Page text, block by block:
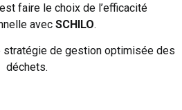
faire le choix de l’efficacité
avec SCHILO.
stratégie de gestion optimisée des
déchets.